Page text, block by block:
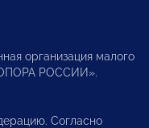
организация малого
РОССИИ».
Согласно